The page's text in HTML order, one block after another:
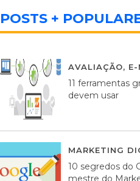
POSTS +
AVALIAÇÃO,
11 ferramentas
devem usar
MARKETING
10 segredos do
mestre do